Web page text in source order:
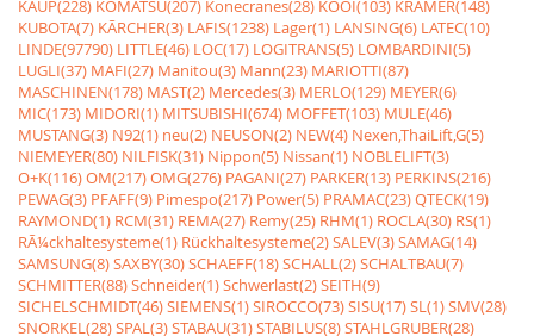
KAUP(228) KOMATSU(207) Konecranes(28) KOOI(103) KRAMER(148)
KUBOTA(7) KÃRCHER(3) LAFIS(1238) Lager(1) LANSING(6) LATEC(10)
LINDE(97790) LITTLE(46) LOC(17) LOGITRANS(5) LOMBARDINI(5)
LUGLI(37) MAFI(27) Manitou(3) Mann(23) MARIOTTI(87)
MASCHINEN(178) MAST(2) Mercedes(3) MERLO(129) MEYER(6)
MIC(173) MIDORI(1) MITSUBISHI(674) MOFFET(103) MULE(46)
MUSTANG(3) N92(1) neu(2) NEUSON(2) NEW(4) Nexen,ThaiLift,G(5)
NIEMEYER(80) NILFISK(31) Nippon(5) Nissan(1) NOBLELIFT(3)
O+K(116)OM(217)OMG(276) PAGANI(27) PARKER(13) PERKINS(216)
PEWAG(3) PFAFF(9) Pimespo(217) Power(5) PRAMAC(23)QTECK(19)
RAYMOND(1) RCM(31) REMA(27) Remy(25) RHM(1) ROCLA(30) RS(1)
RÃ¼ckhaltesysteme(1) Rückhaltesysteme(2)SALEV(3)SAMAG(14)
SAMSUNG(8)SAXBY(30)SCHAEFF(18)SCHALL(2)SCHALTBAU(7)
SCHMITTER(88)Schneider(1)Schwerlast(2)SEITH(9)
SICHELSCHMIDT(46)SIEMENS(1)SIROCCO(73)SISU(17)SL(1)SMV(28)
SNORKEL(28)SPAL(3)STABAU(31)STABILUS(8)STAHLGRUBER(28)